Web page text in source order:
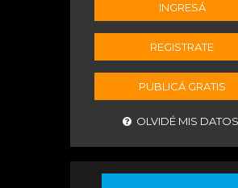
INGRESÁ
REGISTRATE
PUBLICÁ GRATIS
OLVIDÉ MIS DATOS.